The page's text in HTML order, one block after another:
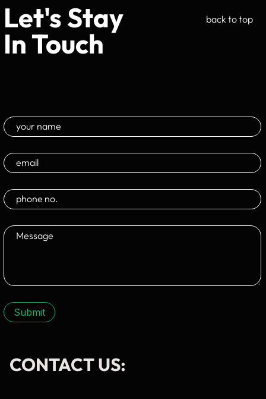
Let's Stay
In Touch
back to top
Submit
CONTACT US: